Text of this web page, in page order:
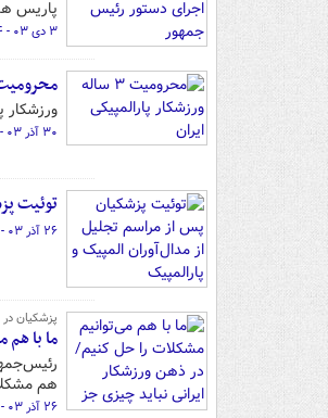
پاریس
۳ دی ۰۳ - ۱۲:۳۴
محرومیت ۳ ساله ورزشکار
ورزشکار
۳۰ آذر ۰۳ - ۱۲:۵۶
توئیت
۲۶ آذر ۰۳ - ۱۶:۰۲
پزشکیان
ما با
هم
۲۶ آذر ۰۳ - ۱۰:۴۶